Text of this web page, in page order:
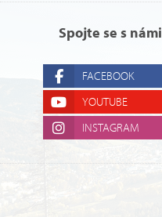
Spojte se s námi
FACEBOOK
YOUTUBE
INSTAGRAM